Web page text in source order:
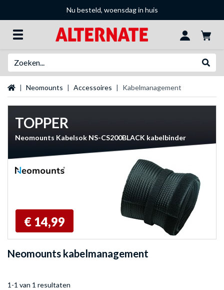
Nu besteld, woensdag in huis
StartpaginaNeomounts Accessoires Kabelmanagement
TOPPER
Neomounts Kabelsok NS-CS200BLACK kabelbinder
€ 14,99
Neomounts kabelmanagement
1-1 van 1 resultaten